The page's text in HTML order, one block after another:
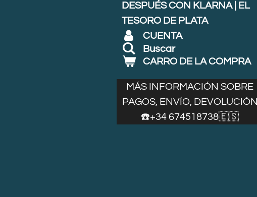
DESPUÉS CON KLARNA | EL
TESORO DE PLATA
CUENTA
Buscar
CARRO DE LA COMPRA
MÁS INFORMACIÓN SOBRE
PAGOS, ENVÍO, DEVOLUCIÓN
☎️+34 674518738🇪🇸